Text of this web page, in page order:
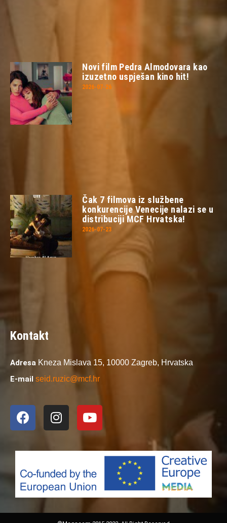
Novi film Pedra Almodovara kao
izuzetno uspješan kino hit!
2026-07-26
Čak 7 filmova iz službene
konkurencije Venecije nalazi se u
distribuciji MCF Hrvatska!
2026-07-23
Kontakt
Adresa Kneza Mislava 15, 10000 Zagreb, Hrvatska
E-mail seid.ruzic@mcf.hr